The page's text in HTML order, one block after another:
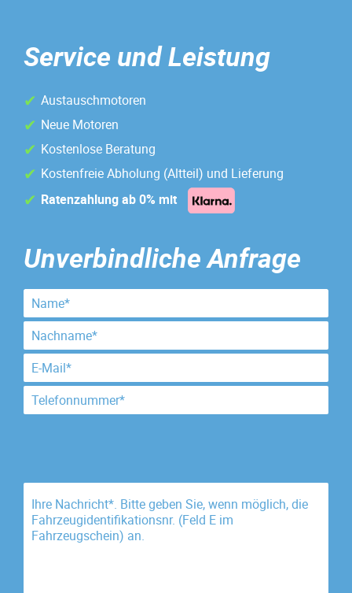
Service und Leistung
Austauschmotoren
Neue Motoren
Kostenlose Beratung
Kostenfreie Abholung (Altteil) und Lieferung
Ratenzahlung ab 0% mit
Unverbindliche Anfrage